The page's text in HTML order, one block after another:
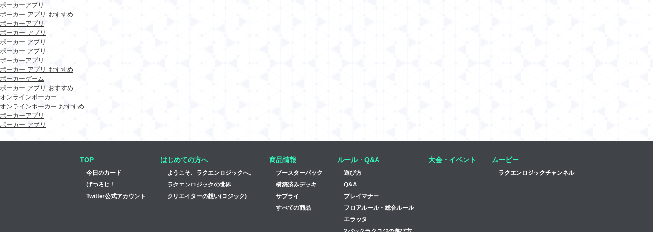
ポーカーアプリ
ポーカー アプリ おすすめ
ポーカーアプリ
ポーカー アプリ
ポーカー アプリ
ポーカー アプリ
ポーカーアプリ
ポーカー アプリ おすすめ
ポーカーゲーム
ポーカー アプリ おすすめ
オンラインポーカー
オンラインポーカー おすすめ
ポーカーアプリ
ポーカー アプリ
TOP
今日のカード
げつろじ！
Twitter公式アカウント
はじめての方へ
ようこそ、ラクエンロジックへ。
ラクエンロジックの世界
クリエイターの想い(ロジック)
商品情報
ブースターパック
構築済みデッキ
サプライ
すべての商品
ルール・Q&A
遊び方
Q&A
プレイマナー
フロアルール・総合ルール
エラッタ
大会・イベント ムービー
ラクエンロジックチャンネル